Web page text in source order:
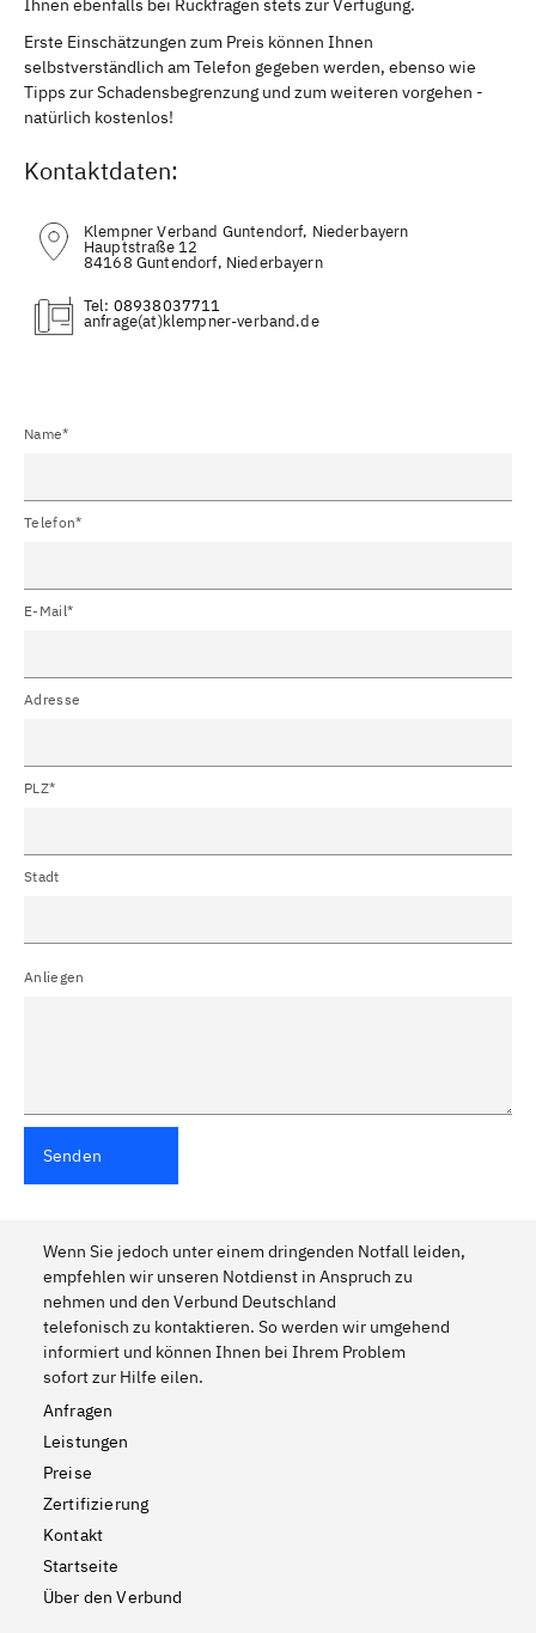
Erste Einschätzungen zum Preis können Ihnen
selbstverständlich am Telefon gegeben werden, ebenso wie
Tipps zur Schadensbegrenzung und zum weiteren vorgehen -
natürlich kostenlos!
Kontaktdaten:
Klempner Verband Guntendorf, Niederbayern
Hauptstraße 12
84168 Guntendorf, Niederbayern
Tel: 08938037711
(at)
Name*
Telefon*
E-Mail*
Adresse
PLZ*
Stadt
Anliegen
Senden
Wenn Sie jedoch unter einem dringenden Notfall leiden,
empfehlen wir unseren Notdienst in Anspruch zu
nehmen und den Verbund Deutschland
telefonisch zu kontaktieren. So werden wir umgehend
informiert und können Ihnen bei Ihrem Problem
sofort zur Hilfe eilen.
Anfragen
Leistungen
Preise
Zertifizierung
Kontakt
Startseite
Über den Verbund